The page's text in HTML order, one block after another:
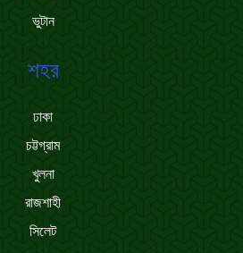
ভুটান
শহর
ঢাকা
চট্টগ্রাম
খুলনা
রাজশাহী
সিলেট